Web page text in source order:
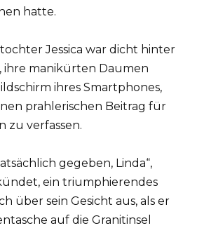
hatte.
Jessica war dicht hinter
ihre manikürten Daumen
ihres Smartphones,
prahlerischen Beitrag für
zu verfassen.
gegeben, Linda“,
ein triumphierendes
über sein Gesicht aus, als er
auf die Granitinsel